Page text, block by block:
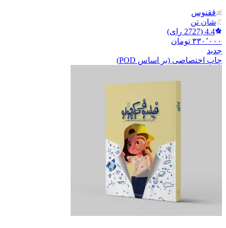
ققنوس
شان تن
4.4
(
2727 رای)
۳۳۰٬۰۰۰ تومان
جدید
چاپ اختصاصی (بر اساس POD)